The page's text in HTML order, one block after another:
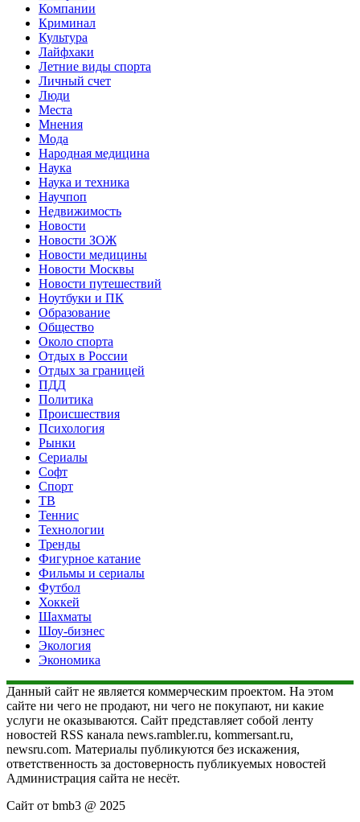
Компании
Криминал
Культура
Лайфхаки
Летние виды спорта
Личный счет
Люди
Места
Мнения
Мода
Народная медицина
Наука
Наука и техника
Научпоп
Недвижимость
Новости
Новости ЗОЖ
Новости медицины
Новости Москвы
Новости путешествий
Ноутбуки и ПК
Образование
Общество
Около спорта
Отдых в России
Отдых за границей
ПДД
Политика
Происшествия
Психология
Рынки
Сериалы
Софт
Спорт
ТВ
Теннис
Технологии
Тренды
Фигурное катание
Фильмы и сериалы
Футбол
Хоккей
Шахматы
Шоу-бизнес
Экология
Экономика
Данный сайт не является коммерческим проектом. На этом
сайте ни чего не продают, ни чего не покупают, ни какие
услуги не оказываются. Сайт представляет собой ленту
новостей RSS канала news.rambler.ru, kommersant.ru,
newsru.com. Материалы публикуются без искажения,
ответственность за достоверность публикуемых новостей
Администрация сайта не несёт.
Сайт от bmb3 @ 2025